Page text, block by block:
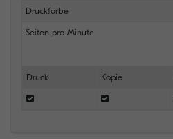
Druckfarbe
Seiten pro Minute
Druck Kopie